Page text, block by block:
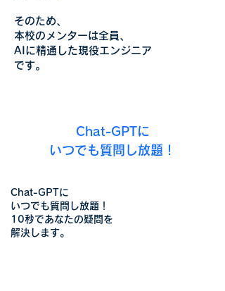
そのため、
本校のメンターは全員、
AIに精通した現役エンジニア
です。​​
Chat-GPTに
いつでも質問し放題！
Chat-GPTに
いつでも質問し放題！
10秒であなたの疑問を
解決します。